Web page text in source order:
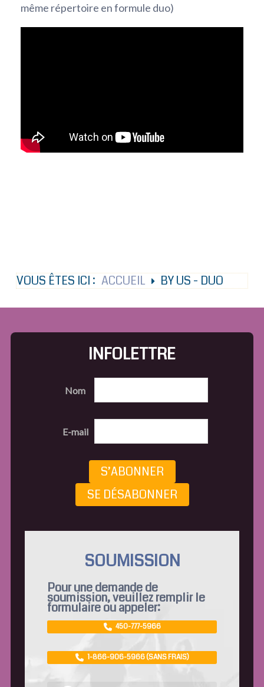
même répertoire en formule duo)
VOUS ÊTES ICI : ACCUEIL BY US - DUO
INFOLETTRE
Nom
E-mail
S’ABONNER
SE DÉSABONNER
SOUMISSION
Pour une demande de
soumission, veuillez remplir le
formulaire ou appeler:
450-777-5966
1-866-906-5966 (SANS FRAIS)